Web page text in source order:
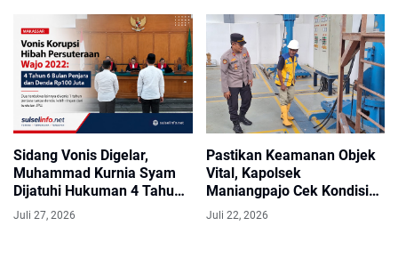
Sidang Vonis Digelar,
Muhammad Kurnia Syam
Dijatuhi Hukuman 4 Tahun
6 Bulan Penjara
Juli 27, 2026
Pastikan Keamanan Objek
Vital, Kapolsek
Maniangpajo Cek Kondisi
Bendungan Kalola dan
Koordinasi dengan Petugas
Juli 22, 2026